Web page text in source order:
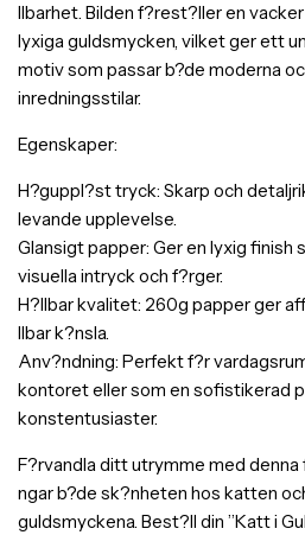
llbarhet. Bilden f?rest?ller en
lyxiga guldsmycken, vilket ger ett
motiv som passar b?de moderna
inredningsstilar.
Egenskaper:
H?guppl?st tryck: Skarp och
levande upplevelse.
Glansigt papper: Ger en lyxig
visuella intryck och f?rger.
H?llbar kvalitet: 260g papper ger
llbar k?nsla.
Anv?ndning: Perfekt f?r
kontoret eller som en sofistikerad
konstentusiaster.
F?rvandla ditt utrymme med
ngar b?de sk?nheten hos katten
guldsmyckena. Best?ll din ”Katt i